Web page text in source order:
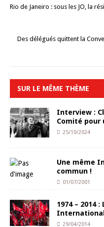
Rio de Janeiro : sous les JO, la
Des délégués quittent la
SUR LE MÊME THÈME
Interview :
Comité
25/10/2024
Une même
commun !
01/07/2001
1974 – 2014
29/04/2014